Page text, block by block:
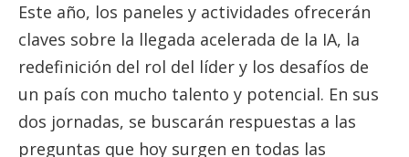
Este año, los paneles y actividades ofrecerán
claves sobre la llegada acelerada de la IA, la
redefinición del rol del líder y los desafíos de
un país con mucho talento y potencial. En sus
dos jornadas, se buscarán respuestas a las
preguntas que hoy surgen en todas las